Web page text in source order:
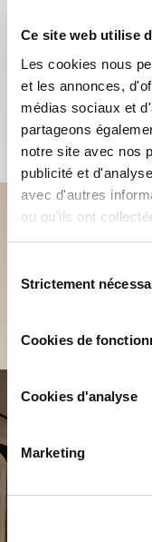
Ce site web utilise
Les cookies nous
et les annonces,
médias sociaux et
partageons
notre site avec nos
publicité et
avec d'autres
ou qu'ils ont
services.
duStrictement
Cookies de
Cookies d'analyse
Marketing